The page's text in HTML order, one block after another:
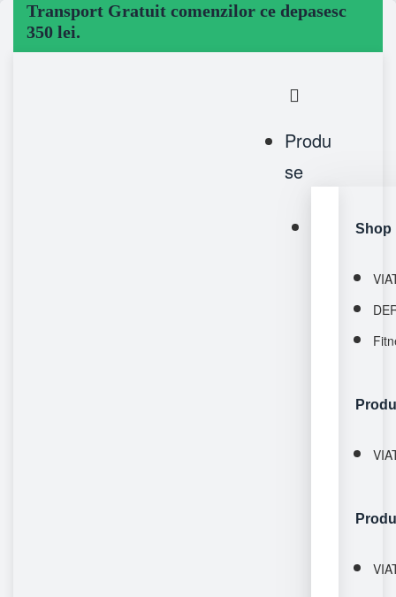
Transport Gratuit comenzilor ce depasesc
350 lei.
Produ
se
Shop